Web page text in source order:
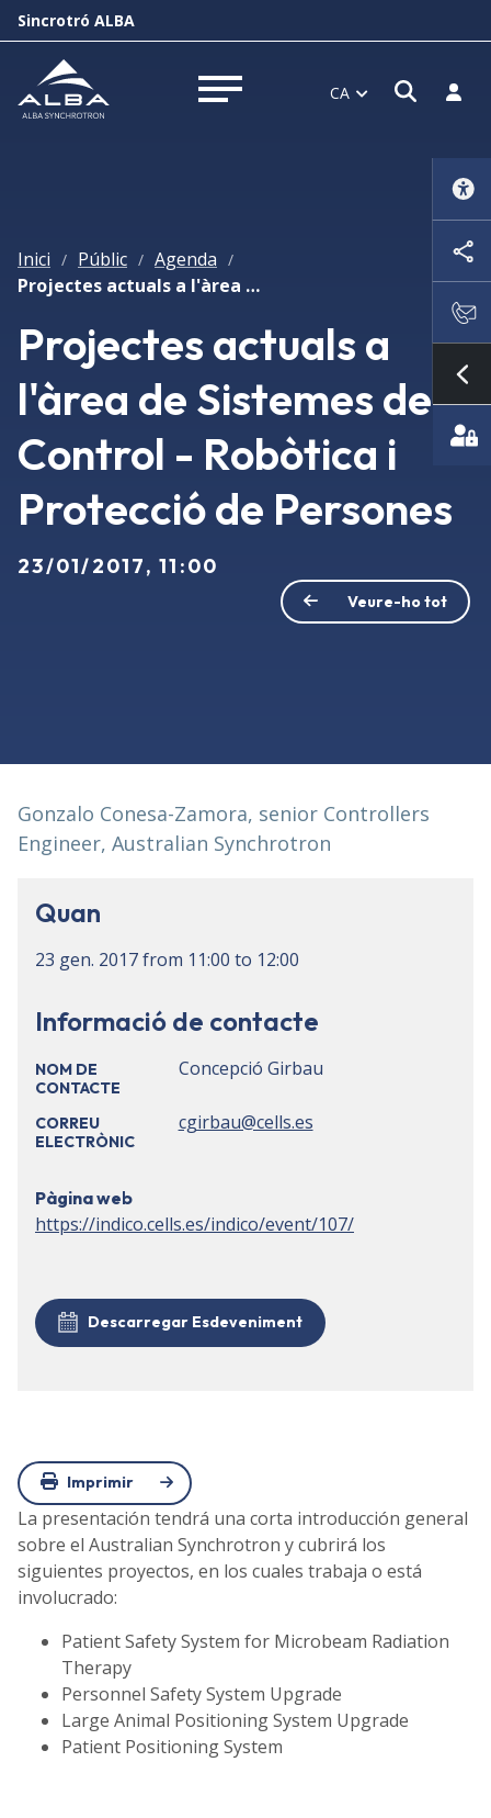
Sincrotró ALBA
Obrir menú CA Obrir
Inici / Públic / Agenda /
Projectes actuals a l'àrea de Sistemes de Control - Robòtica i Protecció de Persones
Projectes actuals a
l'àrea de Sistemes de
Control - Robòtica i
Protecció de Persones
23/01/2017, 11:00
Veure-ho tot
Gonzalo Conesa-Zamora, senior Controllers
Engineer, Australian Synchrotron
Quan
23 gen. 2017from 11:00 to 12:00
Informació de contacte
NOM DE
CONTACTE
Concepció Girbau
CORREU
ELECTRÒNIC
cgirbau@cells.es
Pàgina web
https://indico.cells.es/indico/event/107/
Descarregar Esdeveniment
Imprimir
La presentación tendrá una corta introducción general
sobre el Australian Synchrotron y cubrirá los
siguientes proyectos, en los cuales trabaja o está
involucrado:
Patient Safety System for Microbeam Radiation
Therapy
Personnel Safety System Upgrade
Large Animal Positioning System Upgrade
Patient Positioning System